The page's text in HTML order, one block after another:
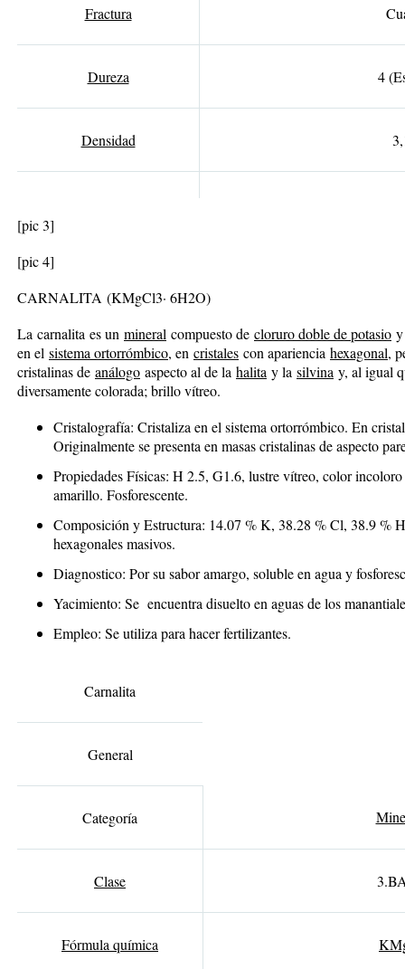
Fractura
Dureza 4
Densidad
[pic 3]
[pic 4]
CARNALITA (KMgCl3· 6H2O)
La carnalita es un mineral compuesto de cloruro doble de potasio
en el sistema ortorrómbico, en cristales con apariencia hexagonal,
cristalinas de análogo aspecto al de la halita y la silvina y, al igual
diversamente colorada; brillo vítreo.
Cristalografía: Cristaliza en el sistema ortorrómbico. En
Originalmente se presenta en masas cristalinas de aspecto
Propiedades Físicas: H 2.5, G1.6, lustre vítreo, color
amarillo. Fosforescente.
Composición y Estructura: 14.07 % K, 38.28 % Cl, 38.9 %
hexagonales masivos.
Diagnostico: Por su sabor amargo, soluble en agua y
Yacimiento: Se encuentra disuelto en aguas de los
Empleo: Se utiliza para hacer fertilizantes.
Carnalita
General
Categoría
Clase
Fórmula química K